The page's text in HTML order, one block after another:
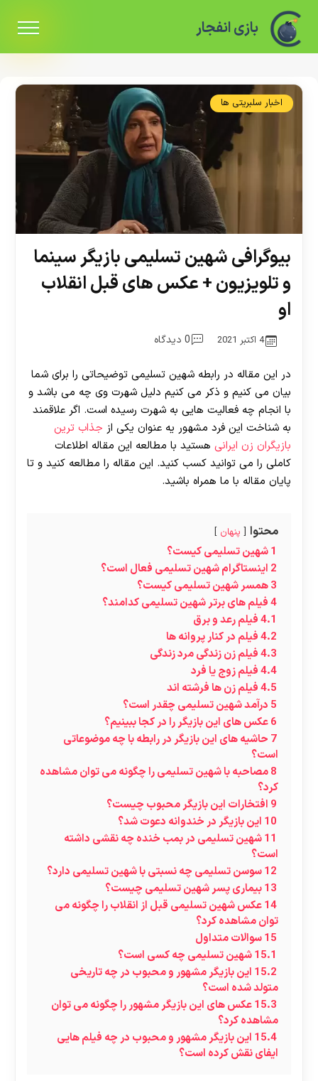
بازی انفجار
اخبار سلبریتی ها
بیوگرافی شهین تسلیمی بازیگر سینما
و تلویزیون + عکس های قبل انقلاب
او
4 اکتبر 2021 0 دیدگاه
در این مقاله در رابطه شهین تسلیمی توضیحاتی را برای شما
بیان می کنیم و ذکر می کنیم دلیل شهرت وی چه می باشد و
با انجام چه فعالیت هایی به شهرت رسیده است. اگر علاقمند
به شناخت این فرد مشهور یه عنوان یکی از جذاب ترین
بازیگران زن ایرانی هستید با مطالعه این مقاله اطلاعات
کاملی را می توانید کسب کنید. این مقاله را مطالعه کنید و تا
پایان مقاله با ما همراه باشید.
محتوا پنهان
1شهین تسلیمی کیست؟
2 اینستاگرام شهین تسلیمی فعال است؟
3همسر شهین تسلیمی کیست؟
4فیلم های برتر شهین تسلیمی کدامند؟
4.1فیلم رعد و برق
4.2فیلم در کنار پروانه ها
4.3فیلم زن زندگی مرد زندگی
4.4فیلم زوج یا فرد
4.5فیلم زن ها فرشته اند
5 درآمد شهین تسلیمی چقدر است؟
6عکس های این بازیگر را در کجا ببینیم؟
7 حاشیه های این بازیگر در رابطه با چه موضوعاتی
است؟
8مصاحبه با شهین تسلیمی را چگونه می توان مشاهده
کرد؟
9 افتخارات این بازیگر محبوب چیست؟
10 این بازیگر در خندوانه دعوت شد؟
11شهین تسلیمی در بمب خنده چه نقشی داشته
است؟
12سوسن تسلیمی چه نسبتی با شهین تسلیمی دارد؟
13بیماری پسر شهین تسلیمی چیست؟
14عکس شهین تسلیمی قبل از انقلاب را چگونه می
توان مشاهده کرد؟
15سوالات متداول
15.1شهین تسلیمی‌ چه کسی است؟
15.2 این بازیگر مشهور و محبوب در چه تاریخی
متولد شده است؟
15.3عکس های این بازیگر مشهور را چگونه می توان
مشاهده کرد؟
15.4 این بازیگر مشهور و محبوب در چه فیلم هایی
ایفای نقش کرده است؟